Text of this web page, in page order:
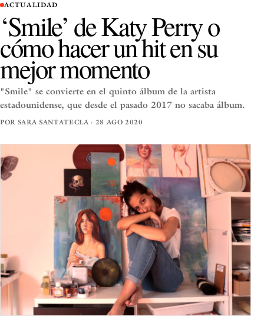
ACTUALIDAD
‘Smile’ de Katy Perry o
cómo hacer un hit en su
mejor momento
"Smile" se convierte en el quinto álbum de la artista
estadounidense, que desde el pasado 2017 no sacaba álbum.
POR SARA SANTATECLA · 28 AGO 2020